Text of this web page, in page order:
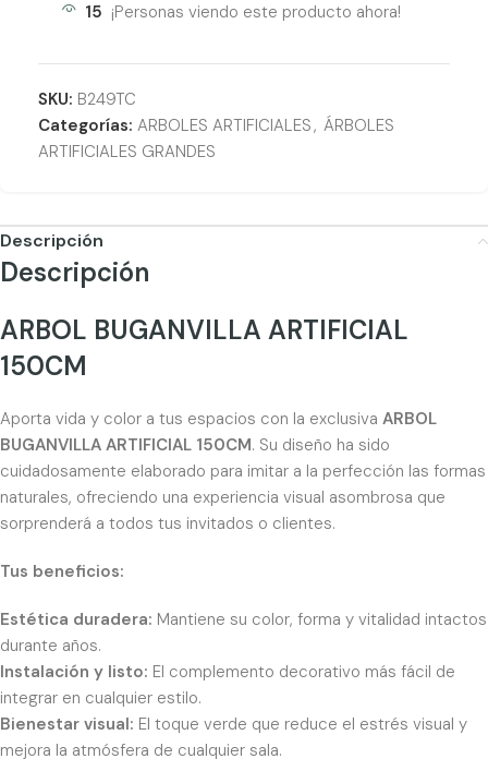
15 ¡Personas viendo este producto ahora!
SKU: B249TC
Categorías: ARBOLES ARTIFICIALES, ÁRBOLES
ARTIFICIALES GRANDES
Descripción
Descripción
ARBOL BUGANVILLA ARTIFICIAL
150CM
Aporta vida y color a tus espacios con la exclusiva ARBOL
BUGANVILLA ARTIFICIAL 150CM. Su diseño ha sido
cuidadosamente elaborado para imitar a la perfección las formas
naturales, ofreciendo una experiencia visual asombrosa que
sorprenderá a todos tus invitados o clientes.
Tus beneficios:
Estética duradera: Mantiene su color, forma y vitalidad intactos
durante años.
Instalación y listo: El complemento decorativo más fácil de
integrar en cualquier estilo.
Bienestar visual: El toque verde que reduce el estrés visual y
mejora la atmósfera de cualquier sala.